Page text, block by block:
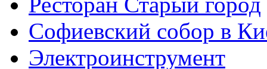
Софиевский собор в
Электроинструмент